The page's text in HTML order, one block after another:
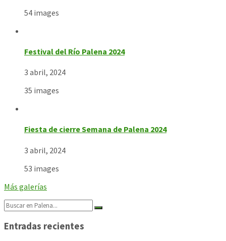
54 images
Festival del Río Palena 2024
3 abril, 2024
35 images
Fiesta de cierre Semana de Palena 2024
3 abril, 2024
53 images
Más galerías
Search:
Entradas recientes